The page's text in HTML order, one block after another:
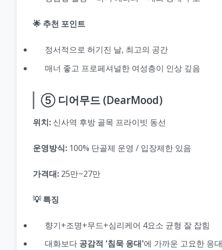
🌟 추천 포인트
정서적으로 허기진 날, 최고의 공간
매너 좋고 프로페셔널한 여성층이 인상 깊음
⑤ 디어무드 (DearMood)
위치: 신사역 후방 골목 프라이빗 동선
운영방식: 100% 단골제 운영 / 입장제한 있음
가격대: 25만~27만
💡 특징
향기+조명+무드+심리케어 4요소 균형 잘 잡힘
대화보다 공감적 '침묵 응대'에 가까운 고요한 응대